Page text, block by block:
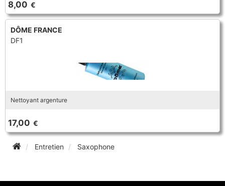
TROMPETTE CORNET BUGLE
FLÛTE À BEC
PIANO
TUBA
TROMPETTE CORNET BUGLE
TUBA
8,00 €
DÔME FRANCE
DF1
Nettoyant argenture
17,00 €
Entretien Saxophone